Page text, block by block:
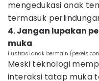
mengedukasi anak
termasuk
4. Jangan lupakan
muka
ilustrasi anak bermain
Meski teknologi
interaksi tatap muka